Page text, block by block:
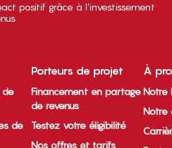
positif grâce à l’investissement
de
de
Porteurs de projet
Financement en partage
de revenus
Testez votre éligibilité
Nos offres et tarifs
À
Notre
Notre